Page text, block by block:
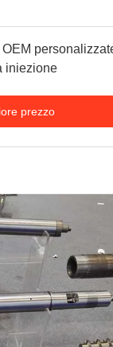
iniezione
prezzo